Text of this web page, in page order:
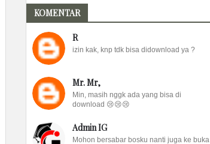
KOMENTAR
R
izin kak, knp tdk bisa didownload ya ?
Mr. Mr,
Min, masih nggk ada yang bisa di
download 😢😢😢
Admin IG
Mohon bersabar bosku nanti juga ke buka